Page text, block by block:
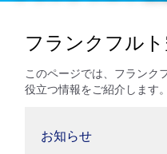
フランクフル
このページでは、フランク
役立つ情報をご紹介します。
お知らせ